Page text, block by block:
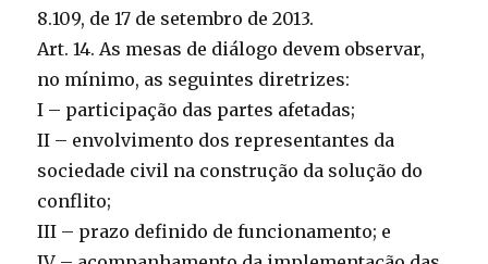
8.109, de 17 de setembro de 2013.
Art. 14. As mesas de diálogo devem observar,
no mínimo, as seguintes diretrizes:
I – participação das partes afetadas;
II – envolvimento dos representantes da
sociedade civil na construção da solução do
conflito;
III – prazo definido de funcionamento; e